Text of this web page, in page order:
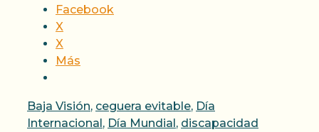
Facebook
X
X
Más
Categorías
Baja Visión, ceguera evitable, Día
Internacional, Día Mundial, discapacidad